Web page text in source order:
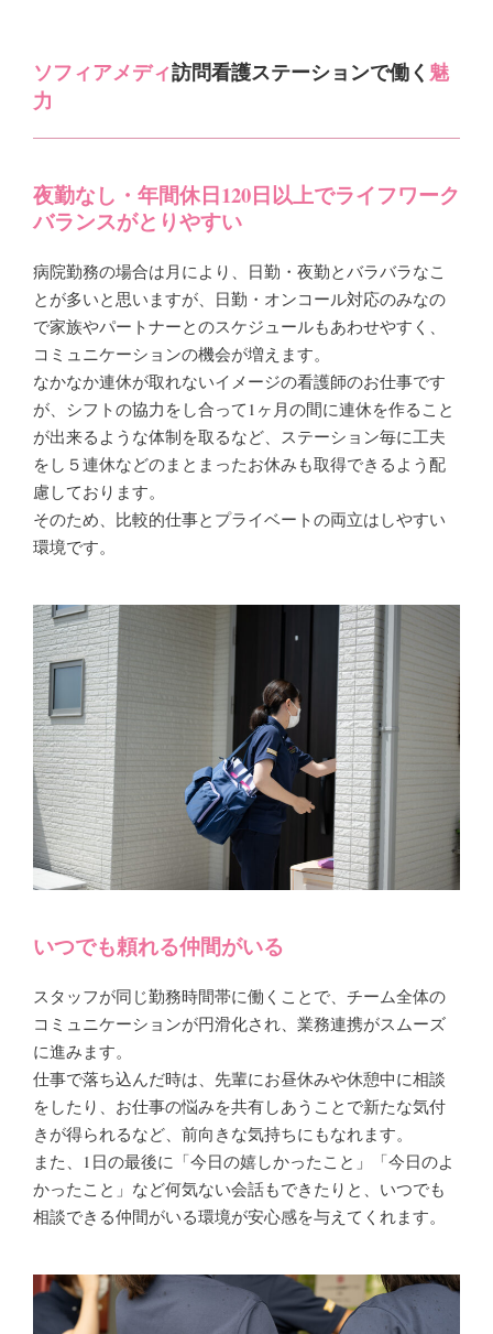
ソフィアメディ訪問看護ステーションで働く 魅
力
夜勤なし・年間休日120日以上でライフワーク
バランスがとりやすい
病院勤務の場合は月により、日勤・夜勤とバラバラなこ
とが多いと思いますが、日勤・オンコール対応のみなの
で家族やパートナーとのスケジュールもあわせやすく、
コミュニケーションの機会が増えます。
なかなか連休が取れないイメージの看護師のお仕事です
が、シフトの協力をし合って1ヶ月の間に連休を作ること
が出来るような体制を取るなど、ステーション毎に工夫
をし５連休などのまとまったお休みも取得できるよう配
慮しております。
そのため、比較的仕事とプライベートの両立はしやすい
環境です。
いつでも頼れる仲間がいる
スタッフが同じ勤務時間帯に働くことで、チーム全体の
コミュニケーションが円滑化され、業務連携がスムーズ
に進みます。
仕事で落ち込んだ時は、先輩にお昼休みや休憩中に相談
をしたり、お仕事の悩みを共有しあうことで新たな気付
きが得られるなど、前向きな気持ちにもなれます。
また、1日の最後に「今日の嬉しかったこと」「今日のよ
かったこと」など何気ない会話もできたりと、いつでも
相談できる仲間がいる環境が安心感を与えてくれます。